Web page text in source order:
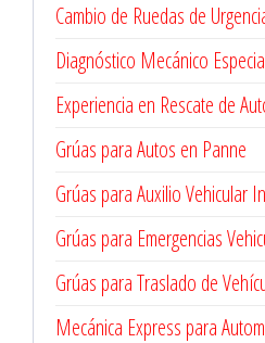
Cambio de Ruedas de
Diagnóstico Mecánico
Experiencia en Rescate de
Grúas para Autos en Panne
Grúas para Auxilio Vehicular
Grúas para Emergencias
Grúas para Traslado de
Mecánica Express para